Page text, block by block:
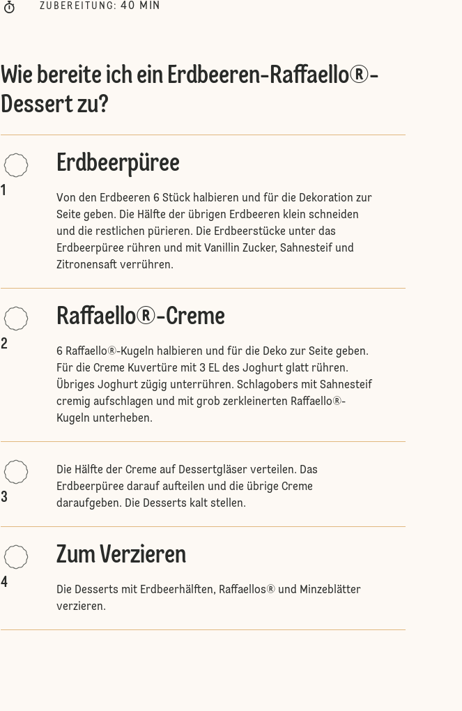
ZUBEREITUNG : 40 MIN
Wie bereite ich ein Erdbeeren-Raffaello®-
Dessert zu?
1
Erdbeerpüree
Von den Erdbeeren 6 Stück halbieren und für die Dekoration zur
Seite geben. Die Hälfte der übrigen Erdbeeren klein schneiden
und die restlichen pürieren. Die Erdbeerstücke unter das
Erdbeerpüree rühren und mit Vanillin Zucker, Sahnesteif und
Zitronensaft verrühren.
2
Raffaello®-Creme
6 Raffaello®-Kugeln halbieren und für die Deko zur Seite geben.
Für die Creme Kuvertüre mit 3 EL des Joghurt glatt rühren.
Übriges Joghurt zügig unterrühren. Schlagobers mit Sahnesteif
cremig aufschlagen und mit grob zerkleinerten Raffaello®-
Kugeln unterheben.
3
Die Hälfte der Creme auf Dessertgläser verteilen. Das
Erdbeerpüree darauf aufteilen und die übrige Creme
daraufgeben. Die Desserts kalt stellen.
4
Zum Verzieren
Die Desserts mit Erdbeerhälften, Raffaellos® und Minzeblätter
verzieren.